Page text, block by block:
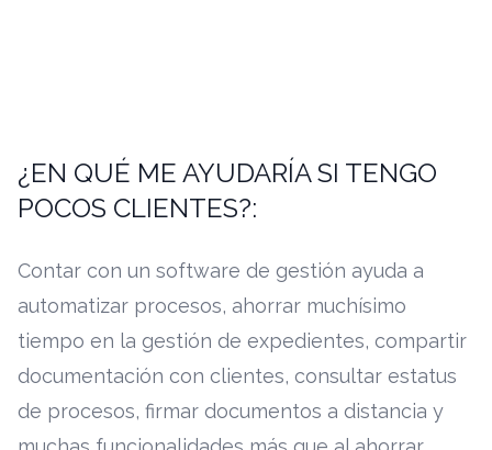
¿EN QUÉ ME AYUDARÍA SI TENGO
POCOS CLIENTES?:
Contar con un software de gestión ayuda a
automatizar procesos, ahorrar muchísimo
tiempo en la gestión de expedientes, compartir
documentación con clientes, consultar estatus
de procesos, firmar documentos a distancia y